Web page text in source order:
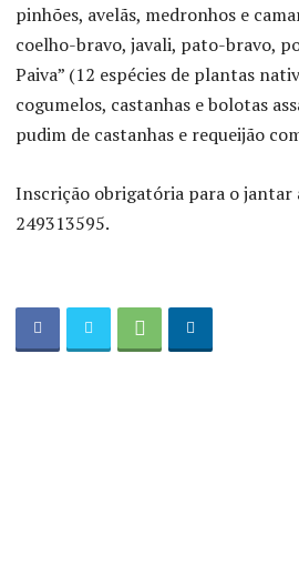
pinhões, avelãs, medronhos e
coelho-bravo, javali, pato-bravo,
Paiva” (12 espécies de plantas
cogumelos, castanhas e bolotas
pudim de castanhas e requeijão
Inscrição obrigatória para o jantar
249313595.